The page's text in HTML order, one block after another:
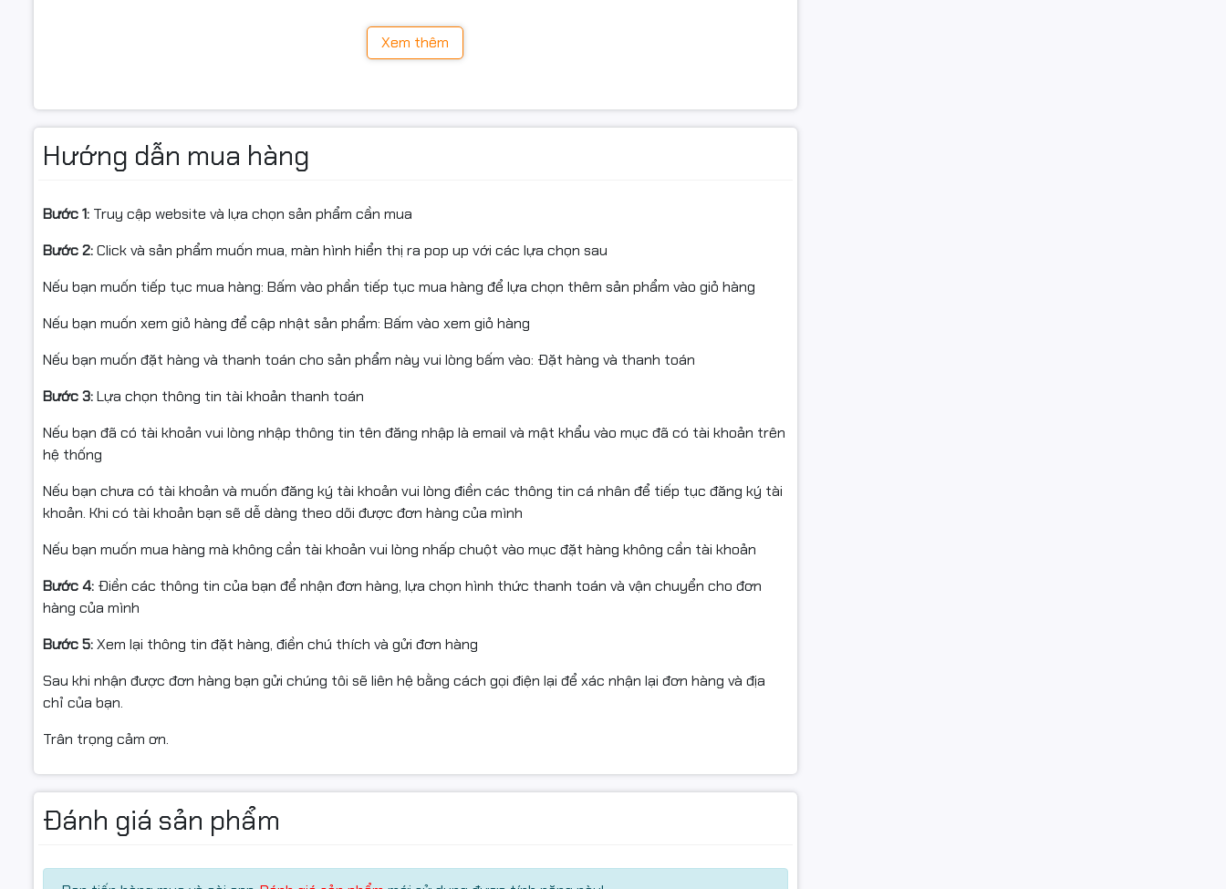
✔️ Tiết kiệm chi phí
được chất lượng in tốt.
✔️ An toàn cho máy in
Mực được sản xuất đúng tiêu chuẩn kỹ thuật, hạn chế lỗi kẹt mực, giảm mài mòn trống và linh kiện bên trong
tín và hỗ trợ kỹ thuật tận tâm.
📞Hotline: 0961 430 383
🚚 Giao hàng nhanh – Hỗ trợ toàn quốc
🔧 Tư vấn chọn mực đúng máy – đúng nhu cầu
Xem thêm
Hướng dẫn mua hàng
Bước 1: Truy cập website và lựa chọn sản phẩm cần mua
Bước 2:Click và sản phẩm muốn mua, màn hình hiển thị ra pop up với các lựa chọn sau
Nếu bạn muốn tiếp tục mua hàng: Bấm vào phần tiếp tục mua hàng để lựa chọn thêm sản phẩm vào giỏ hàng
Nếu bạn muốn xem giỏ hàng để cập nhật sản phẩm: Bấm vào xem giỏ hàng
Nếu bạn muốn đặt hàng và thanh toán cho sản phẩm này vui lòng bấm vào: Đặt hàng và thanh toán
Bước 3:Lựa chọn thông tin tài khoản thanh toán
Nếu bạn đã có tài khoản vui lòng nhập thông tin tên đăng nhập là email và mật khẩu vào mục đã có tài khoản trên
hệ thống
Nếu bạn chưa có tài khoản và muốn đăng ký tài khoản vui lòng điền các thông tin cá nhân để tiếp tục đăng ký tài
khoản. Khi có tài khoản bạn sẽ dễ dàng theo dõi được đơn hàng của mình
Nếu bạn muốn mua hàng mà không cần tài khoản vui lòng nhấp chuột vào mục đặt hàng không cần tài khoản
Bước 4: Điền các thông tin của bạn để nhận đơn hàng, lựa chọn hình thức thanh toán và vận chuyển cho đơn
hàng của mình
Bước 5:Xem lại thông tin đặt hàng, điền chú thích và gửi đơn hàng
Sau khi nhận được đơn hàng bạn gửi chúng tôi sẽ liên hệ bằng cách gọi điện lại để xác nhận lại đơn hàng và địa
chỉ của bạn.
Trân trọng cảm ơn.
Đánh giá sản phẩm